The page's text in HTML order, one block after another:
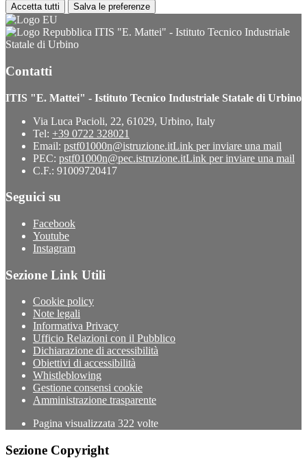
Accetta tutti Salva le preferenze
ITIS "E. Mattei" - Istituto Tecnico Industriale
Statale di Urbino
Contatti
ITIS "E. Mattei" - Istituto Tecnico Industriale Statale di Urbino
Via Luca Pacioli, 22, 61029, Urbino, Italy
Tel: +39 0722 328021
Email: pstf01000n@istruzione.itLink per inviare una mail
PEC: pstf01000n@pec.istruzione.itLink per inviare una mail
C.F.: 91009720417
Seguici su
Facebook
Youtube
Instagram
Sezione Link Utili
Cookie policy
Note legali
Informativa Privacy
Ufficio Relazioni con il Pubblico
Dichiarazione di accessibilità
Obiettivi di accessibilità
Whistleblowing
Gestione consensi cookie
Amministrazione trasparente
Pagina visualizzata 322 volte
Sezione Copyright